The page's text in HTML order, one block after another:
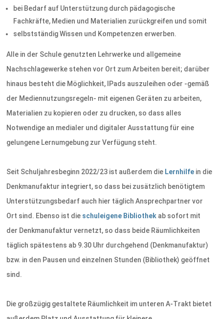
bei Bedarf auf Unterstützung durch pädagogische
Fachkräfte, Medien und Materialien zurückgreifen und somit
selbstständig Wissen und Kompetenzen erwerben.
Alle in der Schule genutzten Lehrwerke und allgemeine
Nachschlagewerke stehen vor Ort zum Arbeiten bereit; darüber
hinaus besteht die Möglichkeit, IPads auszuleihen oder -gemäß
der Mediennutzungsregeln- mit eigenen Geräten zu arbeiten,
Materialien zu kopieren oder zu drucken, so dass alles
Notwendige an medialer und digitaler Ausstattung für eine
gelungene Lernumgebung zur Verfügung steht.
Seit Schuljahresbeginn 2022/23 ist außerdem die Lernhilfe in die
Denkmanufaktur integriert, so dass bei zusätzlich benötigtem
Unterstützungsbedarf auch hier täglich Ansprechpartner vor
Ort sind. Ebenso ist die schuleigene Bibliothek ab sofort mit
der Denkmanufaktur vernetzt, so dass beide Räumlichkeiten
täglich spätestens ab 9.30 Uhr durchgehend (Denkmanufaktur)
bzw. in den Pausen und einzelnen Stunden (Bibliothek) geöffnet
sind.
Die großzügig gestaltete Räumlichkeit im unteren A-Trakt bietet